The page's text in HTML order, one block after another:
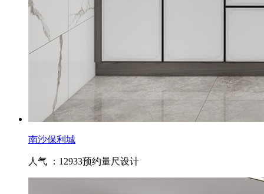
南沙保利城
人气 ：12933预约量尺设计